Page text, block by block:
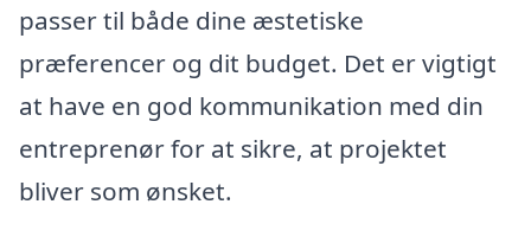
passer til både dine æstetiske
præferencer og dit budget. Det er vigtigt
at have en god kommunikation med din
entreprenør for at sikre, at projektet
bliver som ønsket.